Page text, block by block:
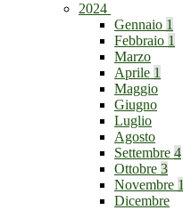
2024
Gennaio 1
Febbraio 1
Marzo
Aprile 1
Maggio
Giugno
Luglio
Agosto
Settembre 4
Ottobre 3
Novembre 1
Dicembre